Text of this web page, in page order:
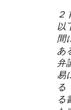
２
以
間
あ
弁
易
る
る